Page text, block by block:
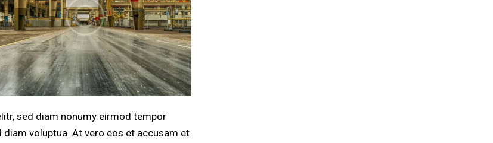
sed diam nonumy eirmod tempor
voluptua. At vero eos et accusam et